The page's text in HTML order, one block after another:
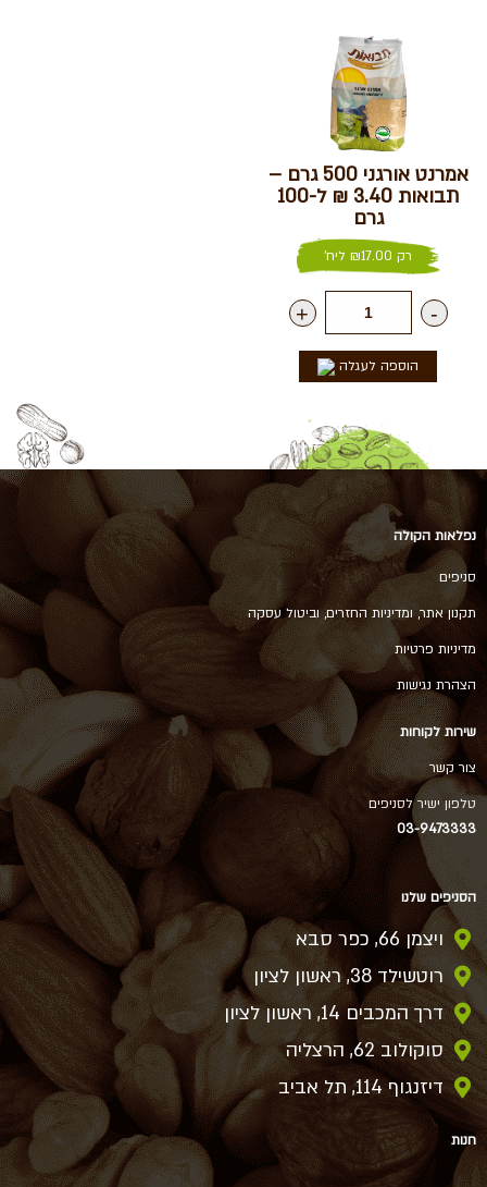
אמרנט אורגני 500 גרם –
תבואות 3.40 ₪ ל-100
גרם
רק ₪17.00 ליח'
-
+
הוספה לעגלה
נפלאות הקולה
סניפים
תקנון אתר, ומדיניות החזרים, וביטול עסקה
מדיניות פרטיות
הצהרת נגישות
שירות לקוחות
צור קשר
טלפון ישיר לסניפים
03-9473333
הסניפים שלנו
ויצמן 66, כפר סבא
רוטשילד 38, ראשון לציון
דרך המכבים 14, ראשון לציון
סוקולוב 62, הרצליה
דיזנגוף 114, תל אביב
חנות